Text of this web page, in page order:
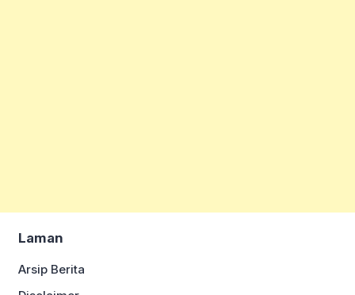
Laman
Arsip Berita